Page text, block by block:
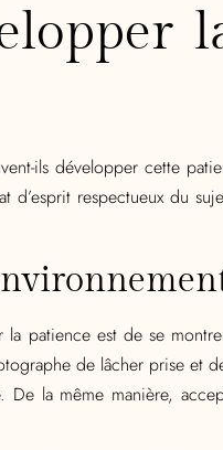
ils développer cette
d’esprit respectueux du
patience est de se
de lâcher prise et
De la même manière,